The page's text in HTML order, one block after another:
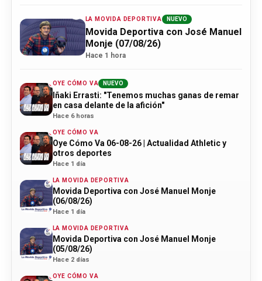
LA MOVIDA DEPORTIVA NUEVO
Movida Deportiva con José Manuel
Monje (07/08/26)
Hace 1 hora
OYE CÓMO VA NUEVO
Iñaki Errasti: "Tenemos muchas ganas de remar
en casa delante de la afición"
Hace 6 horas
OYE CÓMO VA
Oye Cómo Va 06-08-26 | Actualidad Athletic y
otros deportes
Hace 1 día
LA MOVIDA DEPORTIVA
Movida Deportiva con José Manuel Monje
(06/08/26)
Hace 1 día
LA MOVIDA DEPORTIVA
Movida Deportiva con José Manuel Monje
(05/08/26)
Hace 2 días
OYE CÓMO VA